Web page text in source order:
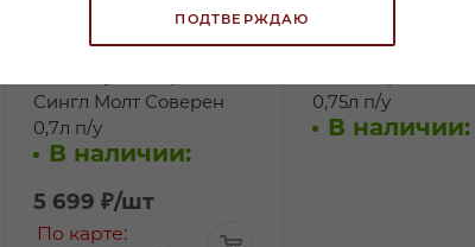
ПОДТВЕРЖДАЮ
Сингл Молт Соверен
0,7л п/у
В наличии:
5 699 ₽/шт
По карте:
0,75л п/у
В наличии: